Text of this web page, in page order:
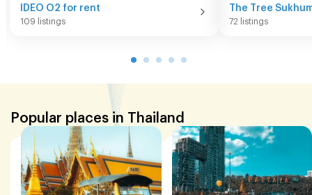
IDEO O2 for rent
109 listings
The Tree
72 listings
Popular places in Thailand